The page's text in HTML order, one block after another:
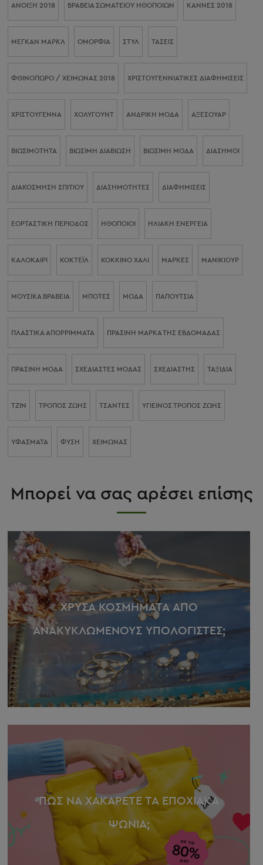
ΆΝΟΙΞΗ 2018 ΒΡΑΒΕΊΑ ΣΩΜΑΤΕΊΟΥ ΗΘΟΠΟΙΏΝ ΚΆΝΝΕΣ 2018
ΜΈΓΚΑΝ ΜΑΡΚΛ ΟΜΟΡΦΙΑ ΣΤΥΛ ΤΑΣΕΙΣ
ΦΘΙΝΌΠΩΡΟ / ΧΕΙΜΏΝΑΣ 2018 ΧΡΙΣΤΟΥΓΕΝΝΙΆΤΙΚΕΣ ΔΙΑΦΗΜΊΣΕΙΣ
ΧΡΙΣΤΟΎΓΕΝΝΑ ΧΌΛΥΓΟΥΝΤ ΑΝΔΡΙΚΉ ΜΌΔΑ ΑΞΕΣΟΥΆΡ
ΒΙΩΣΙΜΌΤΗΤΑ ΒΙΏΣΙΜΗ ΔΙΑΒΊΩΣΗ ΒΙΏΣΙΜΗ ΜΌΔΑ ΔΙΆΣΗΜΟΙ
ΔΙΑΚΌΣΜΗΣΗ ΣΠΙΤΙΟΎ ΔΙΑΣΗΜΌΤΗΤΕΣ ΔΙΑΦΗΜΊΣΕΙΣ
ΕΟΡΤΑΣΤΙΚΉ ΠΕΡΊΟΔΟΣ ΗΘΟΠΟΙΟΊ ΗΛΙΑΚΉ ΕΝΈΡΓΕΙΑ
ΚΑΛΟΚΑΊΡΙ ΚΟΚΤΈΙΛ ΚΌΚΚΙΝΟ ΧΑΛΊ ΜΆΡΚΕΣ ΜΑΝΙΚΙΟΎΡ
ΜΟΥΣΙΚΆ ΒΡΑΒΕΊΑ ΜΠΌΤΕΣ ΜΌΔΑ ΠΑΠΟΎΤΣΙΑ
ΠΛΑΣΤΙΚΆ ΑΠΟΡΡΊΜΜΑΤΑ ΠΡΆΣΙΝΗ ΜΆΡΚΑ ΤΗΣ ΕΒΔΟΜΆΔΑΣ
ΠΡΆΣΙΝΗ ΜΌΔΑ ΣΧΕΔΙΑΣΤΈΣ ΜΌΔΑΣ ΣΧΕΔΙΑΣΤΉΣ ΤΑΞΊΔΙΑ
ΤΖΙΝ ΤΡΌΠΟΣ ΖΩΉΣ ΤΣΆΝΤΕΣ ΥΓΙΕΙΝΌΣ ΤΡΌΠΟΣ ΖΩΉΣ
ΥΦΆΣΜΑΤΑ ΦΎΣΗ ΧΕΙΜΏΝΑΣ
Μπορεί να σας αρέσει επίσης
ΧΡΥΣΑ ΚΟΣΜΗΜΑΤΑ ΑΠΟ
ΑΝΑΚΥΚΛΩΜΕΝΟΥΣ ΥΠΟΛΟΓΙΣΤΕΣ;
ΠΩΣ ΝΑ ΧΑΚΑΡΕΤΕ ΤΑ ΕΠΟΧΙΑΚΑ
ΨΩΝΙΑ;